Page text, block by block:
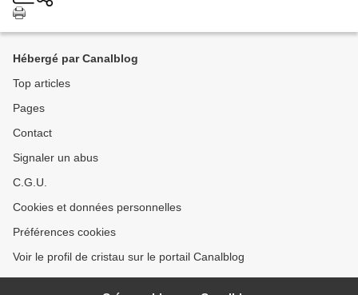
Hébergé par Canalblog
Top articles
Pages
Contact
Signaler un abus
C.G.U.
Cookies et données personnelles
Préférences cookies
Voir le profil de cristau sur le portail Canalblog